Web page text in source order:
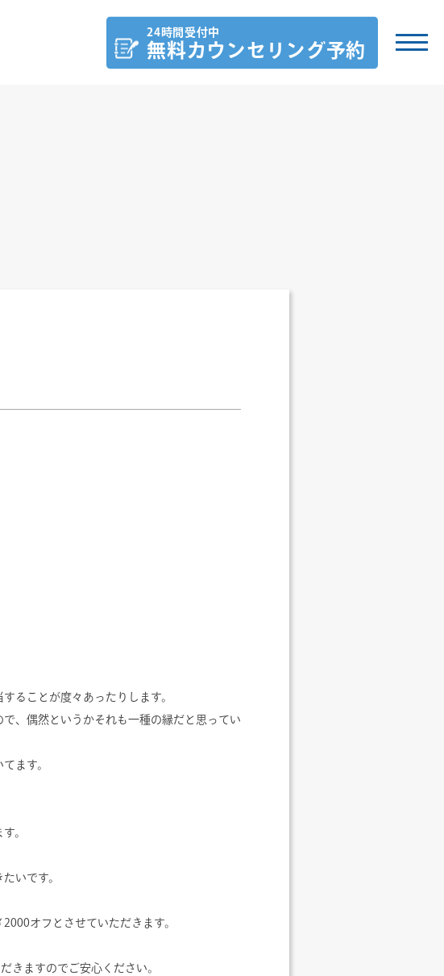
24時間受付中
無料カウンセリング予約
ることが度々あったりします。
、偶然というかそれも一種の縁だと思ってい
ます。
。
いです。
オフとさせていただきます。
きますのでご安心ください。